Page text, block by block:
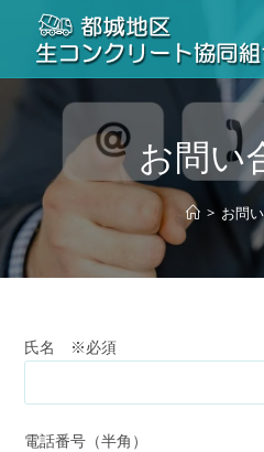
ッ
プ
お問い
> お問
氏名 ※必須
電話番号（半角）